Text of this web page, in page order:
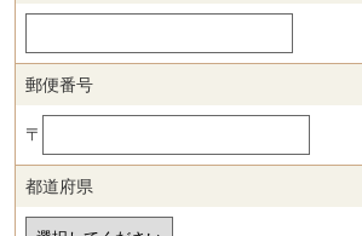
郵便番号
〒
都道府県